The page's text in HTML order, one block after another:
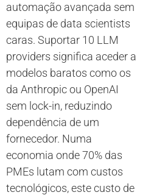
automação avançada sem
equipas de data scientists
caras. Suportar 10 LLM
providers significa aceder a
modelos baratos como os
da Anthropic ou OpenAI
sem lock-in, reduzindo
dependência de um
fornecedor. Numa
economia onde 70% das
PMEs lutam com custos
tecnológicos, este custo de